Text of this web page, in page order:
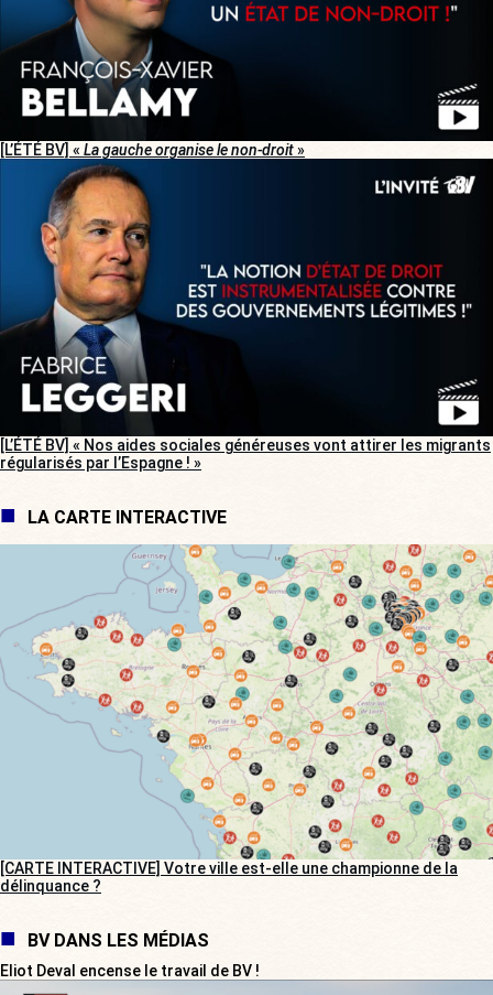
[L’ÉTÉ BV] « La gauche organise le non-droit»
[L’ÉTÉ BV] « Nos aides sociales généreuses vont attirer les migrants
régularisés par l’Espagne ! »
LA CARTE INTERACTIVE
[CARTE INTERACTIVE] Votre ville est-elle une championne de la
délinquance ?
BV DANS LES MÉDIAS
Eliot Deval encense le travail de BV !